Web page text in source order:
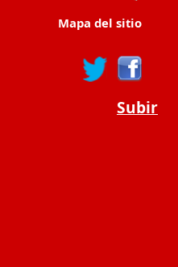
Mapa del sitio
Subir